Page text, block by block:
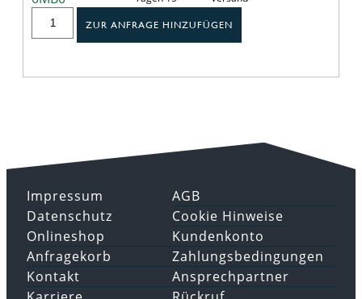
ZUR ANFRAGE HINZUFÜGEN
Impressum
Datenschutz
AGB
Cookie Hinweise
Onlineshop
Anfragekorb
Kundenkonto
Zahlungsbedingungen
Kontakt
Ansprechpartner